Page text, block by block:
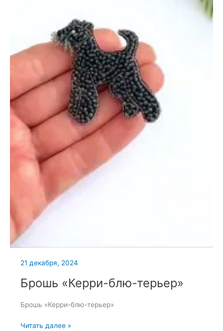
21 декабря, 2024
Брошь «Керри-блю-терьер»
Брошь «Керри-блю-терьер»
Брошь
Читать далее »